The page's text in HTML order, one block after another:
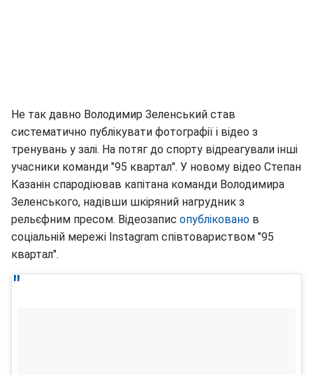
Не так давно Володимир Зеленський став
систематично публікувати фотографії і відео з
тренувань у залі. На потяг до спорту відреагували інші
учасники команди "95 квартал". У новому відео Степан
Казанін спародіював капітана команди Володимира
Зеленського, надівши шкіряний нагрудник з
рельєфним пресом. Відеозапис опубліковано в
соціальній мережі Instagram співтовариством "95
квартал".